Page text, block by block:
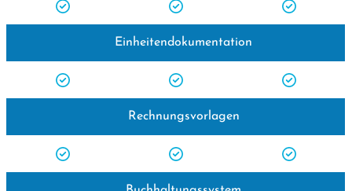
Einheitendokumentation
Rechnungsvorlagen